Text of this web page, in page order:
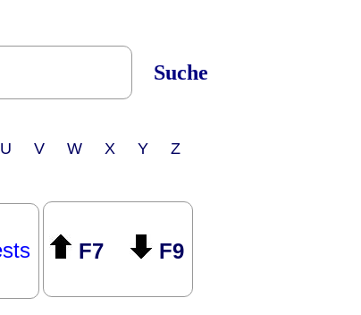
Suche
V W X Y Z
F7 F9